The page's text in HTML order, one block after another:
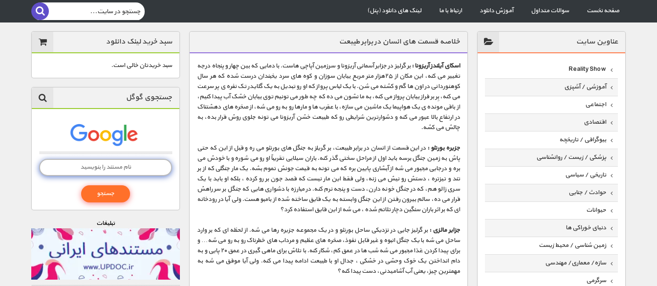
صفحه نخست سوالات متداول آموزش دانلود ارتباط با ما لینک های دانلود (پنل)
عناوين سايت
Reality Show
آموزشی / آشپزی
اجتماعی
اقتصادی
بیوگرافی / تاریخچه
پزشکی / زیست / روانشناسی
تاریخی / سیاسی
حوادث / جنایی
حیوانات
دنیای خوراکی ها
زمین شناسی / محیط زیست
سازه/ معماری/ مهندسی
سرگرمی
خلاصه قسمت های انسان در برابر طبیعت
اسکای آیلندز آریزونا :بر گرلیز در جزایر آسمانی آریزونا و سرزمین آپاچی هاست. با دمایی که بین چهار و پنجاه درجه
تغییر می کنه، این مکان از ۲۵هزار متر مربع بیابان سوزان و کوه های سرد یخبندان درست شده که هر سال
کوهنوردانی در اون ها گم و کشته می شن. با یک لباس پرواز که او رو تبدیل به یک گلایدر تک نفره ی پر سرعت
می کنه، بِر بر فراز بیابان پرواز می کنه، به ما نشون می ده که چه طور می تونیم توی بیابان خشک آب پیدا کنیم،
از باقی مونده ی یک هواپیما یک ماشین می سازه، با عقرب ها و مارها رو به رو می شه، از صخره های دهشتناک
در ارتفاع بالا عبور می کنه و دشوارترین شرایطی رو که طبیعت خشن آریزونا می تونه جلوی روش قرار بده، به
چالش می کشه.
جزیره بورنئو : در این قسمت از انسان در برابر طبیعت، بر گریلز به جنگل های بورنئو می ره و قبل از این که حتی
پاش به زمین جنگل برسه باید اول از مراحل سختی گذر کنه. باران سیلابی تقریباً او رو می شوره و با خودش می
بره و درجایی مجبور می شه از آبشاری پایین بره که می تونه به قیمت جونش تموم بشه. یک مار جنگلی که از بر
تند و تیزتره ، دستش رو نیش می زنه، ولی فقط این مار نیست که قصد جون بر رو کرده ، بلکه او باید با یک
سری زالو هم، که در جنگل خونه دارن، دست و پنجه نرم کنه. در مبارزه با دشواری هایی که جنگل بر سر راهش
قرار می ده، سالم بیرون رفتن از این جنگل وابسته به یک قایق ساخته شده از بامبو هست. ولی آیا در رودخانه
ای که بر اثر باران سنگین دچار تلاتم شده ، می شه از این قایق استفاده کرد؟
جزایر مالزی :بر گرلیز جایی در نزدیکی ساحل بورنئو و در یک مجموعه جزیره رها می شه. از لحظه ای که بر وارد
ساحل می شه با یک جنگل انبوه و غیر قابل نفوذ، صخره های عظیم و مرداب های خطرناک رو به رو می شه… و
برای پیدا کردن غذا مجبور می شه شب ها در عمق کم، شکار کنه. با تلاش برای ماهی گیری در عمق ۲۰ پایی و به
دام انداختن یک خوک وحشی در خشکی ، جدال او با طبیعت ادامه پیدا می کنه. ولی آیا موفق می شه به
مهمترین چیز، یعنی آب آشامیدنی، دست پیدا کنه؟
سبد خرید لینک دانلود
سبد خریدتان خالی است.
جستجوی گوگل
تبليغات